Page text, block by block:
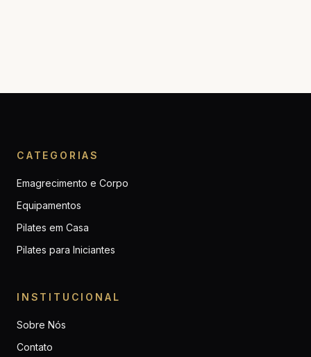
CATEGORIAS
Emagrecimento e Corpo
Equipamentos
Pilates em Casa
Pilates para Iniciantes
INSTITUCIONAL
Sobre Nós
Contato